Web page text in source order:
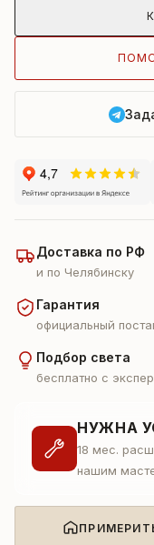
Доставка по РФ
и по Челябинску
Гарантия
официальный
Подбор света
бесплатно с
НУЖНА
18 мес.
нашим